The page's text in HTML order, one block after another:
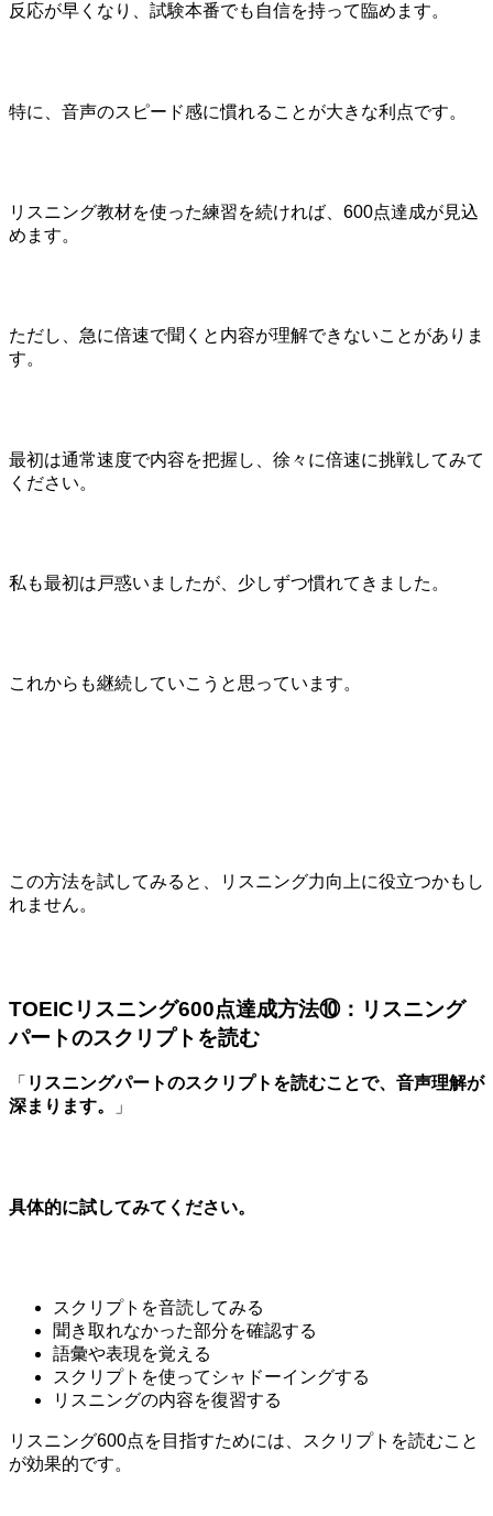
反応が早くなり、試験本番でも自信を持って臨めます。
特に、音声のスピード感に慣れることが大きな利点です。
リスニング教材を使った練習を続ければ、600点達成が見込
めます。
ただし、急に倍速で聞くと内容が理解できないことがありま
す。
最初は通常速度で内容を把握し、徐々に倍速に挑戦してみて
ください。
私も最初は戸惑いましたが、少しずつ慣れてきました。
これからも継続していこうと思っています。
この方法を試してみると、リスニング力向上に役立つかもし
れません。
TOEICリスニング600点達成方法⑩：リスニング
パートのスクリプトを読む
「 リスニングパートのスクリプトを読むことで、音声理解が
深まります。
」
具体的に試してみてください。
スクリプトを音読してみる
聞き取れなかった部分を確認する
語彙や表現を覚える
スクリプトを使ってシャドーイングする
リスニングの内容を復習する
リスニング600点を目指すためには、スクリプトを読むこと
が効果的です。